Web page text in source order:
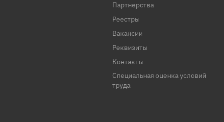
Партнерства
Реестры
Вакансии
Реквизиты
Контакты
Специальная оценка условий
труда